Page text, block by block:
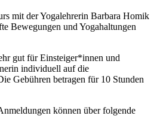
mit der Yogalehrerin Barbara Homik
Bewegungen und Yogahaltungen
gut für Einsteiger*innen und
individuell auf die
Gebühren betragen für 10 Stunden
können über folgende